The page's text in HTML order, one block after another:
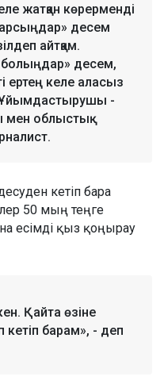
жатқан көрерменді
десем
айтқам.
десем,
ертең келе аласыз
Ұйымдастырушы -
мен облыстық
кетіп бара
50 мың теңге
есімді қыз қоңырау
Қайта өзіне
барам», - деп